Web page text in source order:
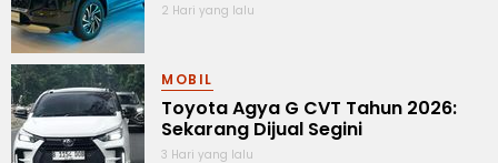
2 Hari yang lalu
MOBIL
Toyota Agya G CVT Tahun 2026:
Sekarang Dijual Segini
3 Hari yang lalu